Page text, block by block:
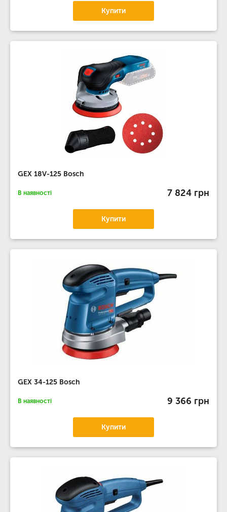
Купити
GEX 18V-125 Bosch
В наявності 7 824 грн
Купити
GEX 34-125 Bosch
В наявності 9 366 грн
Купити